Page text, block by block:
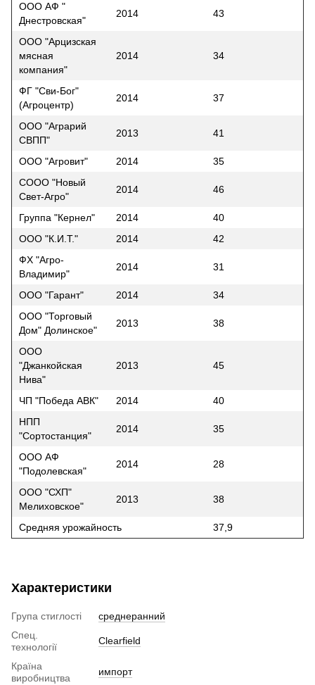
ООО АФ "
Днестровская"
2014 43
ООО "Арцизская
мясная
компания"
2014 34
ФГ "Сви-Бог"
(Агроцентр)
2014 37
ООО "Аграрий
СВПП"
2013 41
ООО "Агровит" 2014
35
СООО "Новый
Свет-Агро"
2014 46
Группа "Кернел" 2014
40
ООО "К.И.Т."
2014
42
ФХ "Агро-
Владимир"
2014 31
ООО "Гарант" 2014
34
ООО "Торговый
Дом" Долинское"
2013 38
ООО
"Джанкойская
Нива"
2013 45
ЧП "Победа АВК" 2014
40
НПП
"Сортостанция"
2014 35
ООО АФ
"Подолевская"
2014 28
ООО "СХП"
Мелиховское"
2013 38
Средняя урожайность 37,9
Характеристики
Група стиглості
среднеранний
Спец.
технології
Clearfield
Країна
виробництва
импорт